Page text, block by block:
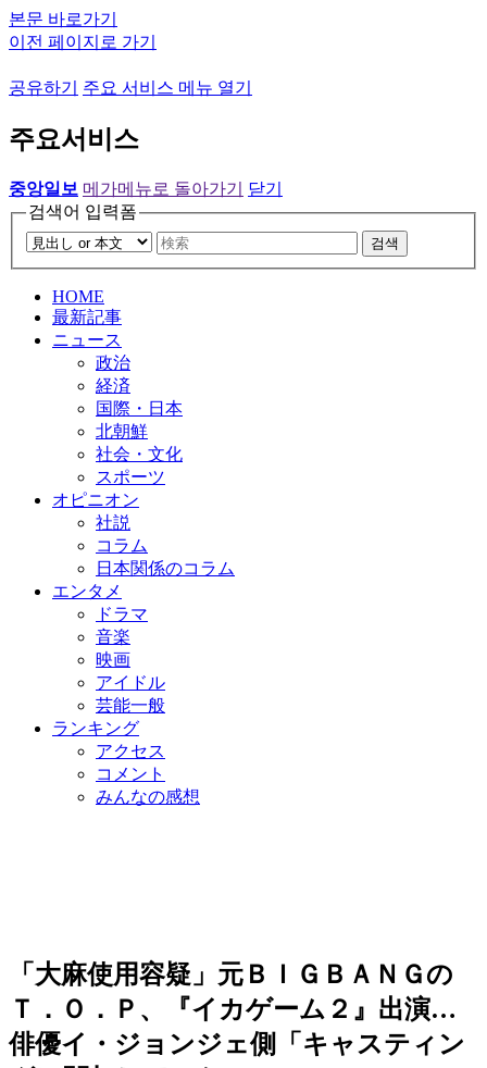
본문 바로가기
이전 페이지로 가기
공유하기 주요 서비스 메뉴 열기
주요서비스
중앙일보 메가메뉴로 돌아가기
닫기
검색어 입력폼
검색
HOME
最新記事
ニュース
政治
経済
国際・日本
北朝鮮
社会・文化
スポーツ
オピニオン
社説
コラム
日本関係のコラム
エンタメ
ドラマ
音楽
映画
アイドル
芸能一般
ランキング
アクセス
コメント
みんなの感想
「大麻使用容疑」元ＢＩＧＢＡＮＧの
Ｔ．Ｏ．Ｐ、『イカゲーム２』出演…
俳優イ・ジョンジェ側「キャスティン